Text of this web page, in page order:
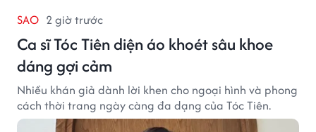
SAO 2 giờ trước
Ca sĩ Tóc Tiên diện áo khoét sâu khoe
dáng gợi cảm
Nhiều khán giả dành lời khen cho ngoại hình và phong
cách thời trang ngày càng đa dạng của Tóc Tiên.